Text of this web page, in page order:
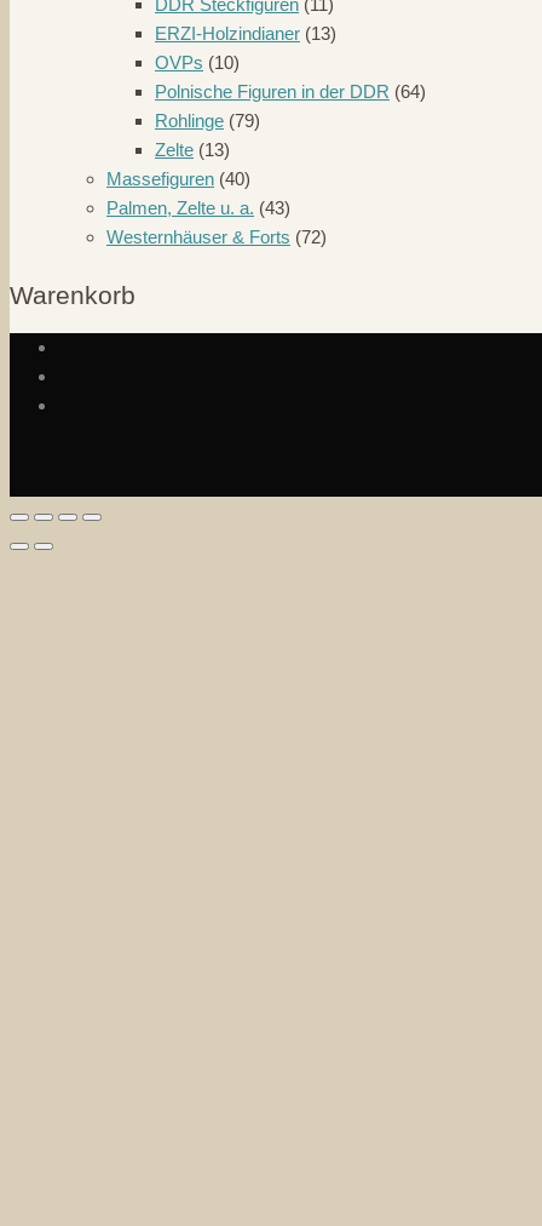
ERZI-Holzindianer (13)
OVPs (10)
Polnische Figuren in der DDR (64)
Rohlinge (79)
Zelte (13)
Massefiguren (40)
Palmen, Zelte u. a. (43)
Westernhäuser & Forts (72)
Warenkorb